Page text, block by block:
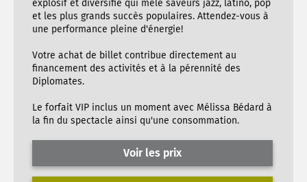
explosif et diversifié qui mêle saveurs jazz, latino, pop
et les plus grands succès populaires. Attendez-vous à
une performance pleine d'énergie!
Votre achat de billet contribue directement au
financement des activités et à la pérennité des
Diplomates.
Le forfait VIP inclus un moment avec Mélissa Bédard à
la fin du spectacle ainsi qu'une consommation.
Voir les prix